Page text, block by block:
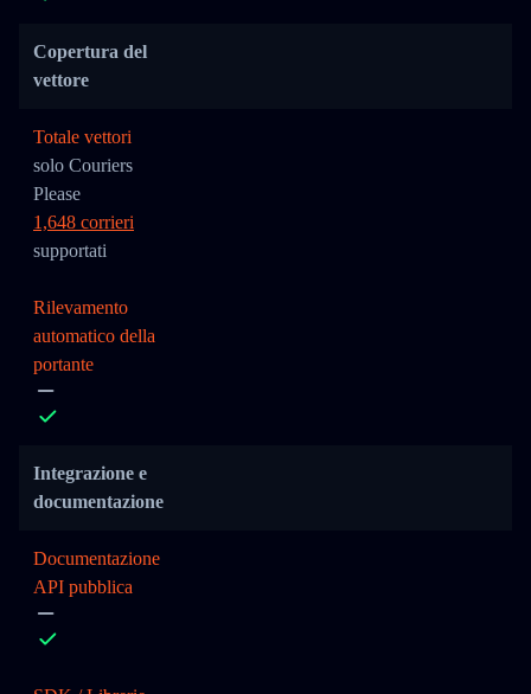
Copertura del
vettore
Totale vettori
solo Couriers
Please
1,648 corrieri
supportati
Rilevamento
automatico della
portante
Integrazione e
documentazione
Documentazione
API pubblica